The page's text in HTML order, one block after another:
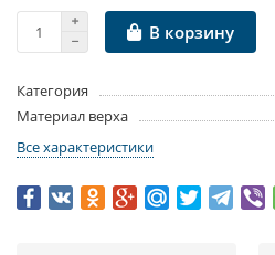
В корзину
Категория
Материал верха
Все характеристики